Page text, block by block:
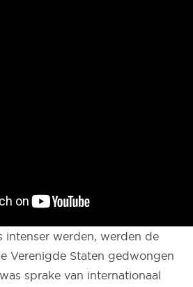
intenser werden, werden de
Verenigde Staten gedwongen
sprake van internationaal